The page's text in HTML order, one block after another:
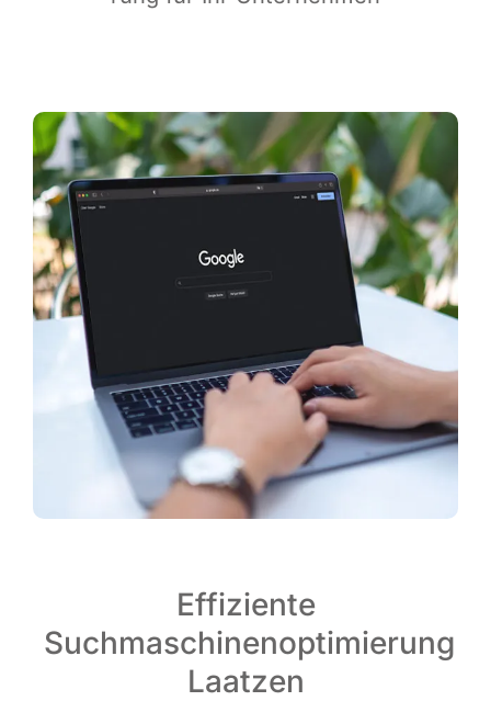
Maga­zin
Effiziente
Suchmaschinenoptimierung
Laatzen